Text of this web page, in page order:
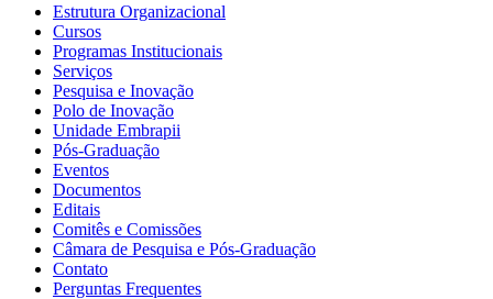
Estrutura Organizacional
Cursos
Programas Institucionais
Serviços
Pesquisa e Inovação
Polo de Inovação
Unidade Embrapii
Pós-Graduação
Eventos
Documentos
Editais
Comitês e Comissões
Câmara de Pesquisa e Pós-Graduação
Contato
Perguntas Frequentes